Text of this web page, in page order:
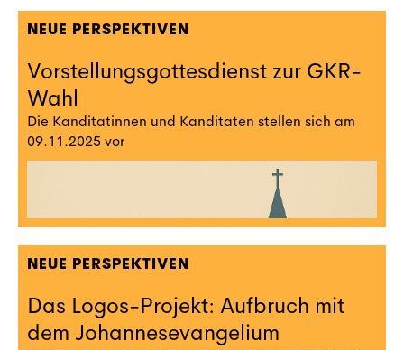
NEUE PERSPEKTIVEN
Vorstellungsgottesdienst zur GKR-
Wahl
Die Kanditatinnen und Kanditaten stellen sich am
09.11.2025 vor
NEUE PERSPEKTIVEN
Das Logos-Projekt: Aufbruch mit
dem Johannesevangelium